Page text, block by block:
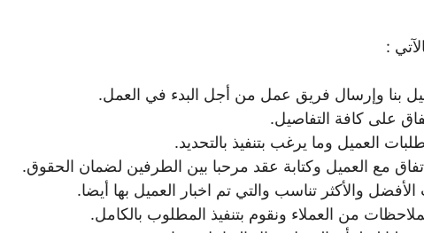
:
بنا وإرسال فريق عمل من أجل البدء في العمل.
على كافة التفاصيل.
العميل وما يرغب بتنفيذ بالتحديد.
مع العميل وكتابة عقد مرحبا بين الطرفين لضمان الحقوق.
والأكثر تناسب والتي تم اخبار العميل بها أيضا.
من العملاء ونقوم بتنفيذ المطلوب بالكامل.